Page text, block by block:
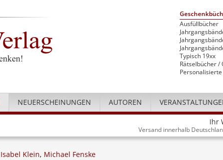
Ausfüllbücher
Typisch 19xx
Rätselbücher /
NEUERSCHEINUNGEN AUTOREN
Ihr
Versand innerhalb
Isabel Klein, Michael Fenske